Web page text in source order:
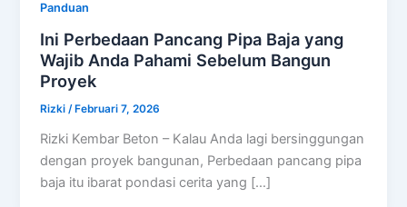
Panduan
Ini Perbedaan Pancang Pipa Baja yang
Wajib Anda Pahami Sebelum Bangun
Proyek
Rizki/Februari 7, 2026
Rizki Kembar Beton – Kalau Anda lagi bersinggungan
dengan proyek bangunan, Perbedaan pancang pipa
baja itu ibarat pondasi cerita yang […]